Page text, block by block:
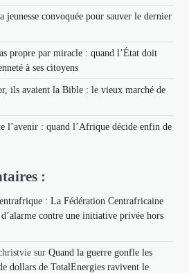
jeunesse convoquée pour sauver le dernier
propre par miracle : quand l’État doit
à ses citoyens
ils avaient la Bible : le vieux marché de
l’avenir : quand l’Afrique décide enfin de
:
: La Fédération Centrafricaine
contre une initiative privée hors
surQuand la guerre gonfle les
dollars de TotalEnergies ravivent le